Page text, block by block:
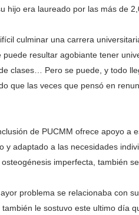
hijo era laureado por las más de
culminar una carrera
resultar agobiante tener
clases… Pero se puede, y todo
que las veces que pensó en
de PUCMM ofrece apoyo a
y adaptado a las necesidades
imperfecta, también
problema se relacionaba con
le sostuvo este ultimo día